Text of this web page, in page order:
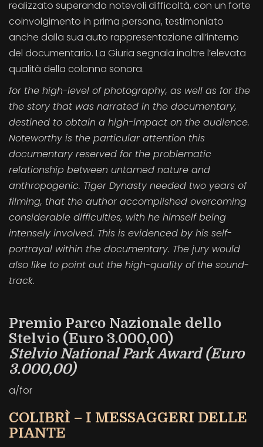
realizzato superando notevoli difficoltà, con un forte
coinvolgimento in prima persona, testimoniato
anche dalla sua auto rappresentazione all’interno
del documentario. La Giuria segnala inoltre l’elevata
qualità della colonna sonora.
for the high-level of photography, as well as for the
the story that was narrated in the documentary,
destined to obtain a high-impact on the audience.
Noteworthy is the particular attention this
documentary reserved for the problematic
relationship between untamed nature and
anthropogenic. Tiger Dynasty needed two years of
filming, that the author accomplished overcoming
considerable difficulties, with he himself being
intensely involved. This is evidenced by his self-
portrayal within the documentary. The jury would
also like to point out the high-quality of the sound-
track.
Premio Parco Nazionale dello
Stelvio (Euro 3.000,00)
Stelvio National Park Award (Euro
3.000,00)
a/for
COLIBRÌ – I MESSAGGERI DELLE
PIANTE